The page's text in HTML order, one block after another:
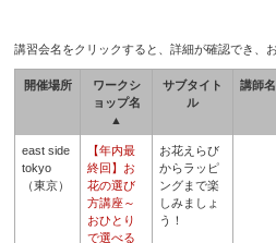
講習会名をクリックすると、詳細が確認でき、
開催場所
ワークシ
ョップ名
▲
サブタイト
ル
講師名
east side
tokyo
（東京）
【年内最
終回】お
花の選び
方講座～
おひとり
で選べる
お花えらび
からラッピ
ングまで楽
しみましょ
う！